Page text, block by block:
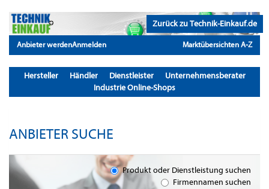
Zurück zu Technik-Einkauf.de
Anbieter werdenAnmelden Marktübersichten A-Z
Hersteller Händler Dienstleister
Unternehmensberater
Industrie Online-Shops
ANBIETER SUCHE
Produkt oder Dienstleistung suchen
Firmennamen suchen